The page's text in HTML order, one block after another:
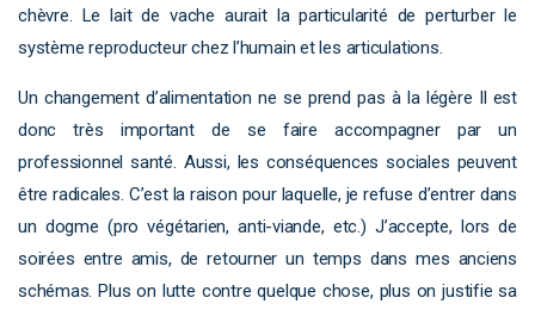
chèvre. Le lait de vache aurait la particularité de perturber le
système reproducteur chez l’humain et les articulations.
Un changement d’alimentation ne se prend pas à la légère Il est
donc très important de se faire accompagner par un
professionnel santé. Aussi, les conséquences sociales peuvent
être radicales. C’est la raison pour laquelle, je refuse d’entrer dans
un dogme (pro végétarien, anti-viande, etc.) J’accepte, lors de
soirées entre amis, de retourner un temps dans mes anciens
schémas. Plus on lutte contre quelque chose, plus on justifie sa